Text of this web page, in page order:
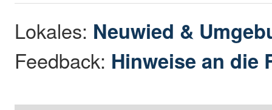
Lokales: Neuwied &
Feedback: Hinweise an die